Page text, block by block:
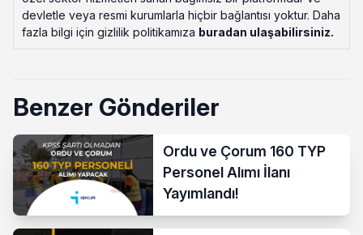
devletle veya resmi kurumlarla hiçbir bağlantısı yoktur. Daha
fazla bilgi için gizlilik politikamıza buradan ulaşabilirsiniz.
Benzer Gönderiler
Ordu ve Çorum 160 TYP
Personel Alımı İlanı
Yayımlandı!